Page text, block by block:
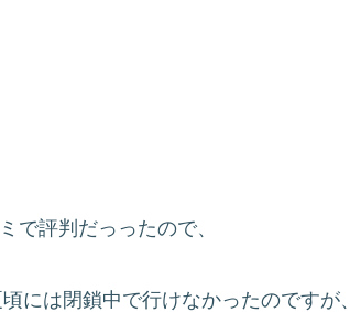
で評判だっったので、
には閉鎖中で行けなかったのですが、